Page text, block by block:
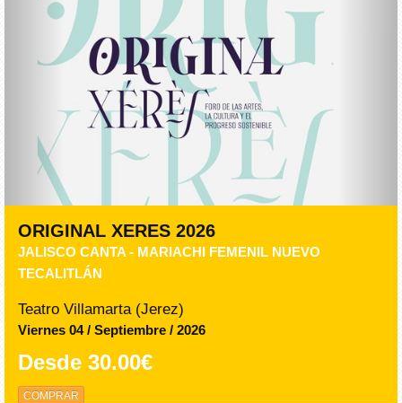
ORIGINAL XERES 2026
JALISCO CANTA - MARIACHI FEMENIL NUEVO
TECALITLÁN
Teatro Villamarta (Jerez)
Viernes 04 / Septiembre / 2026
Desde 30.00€
COMPRAR